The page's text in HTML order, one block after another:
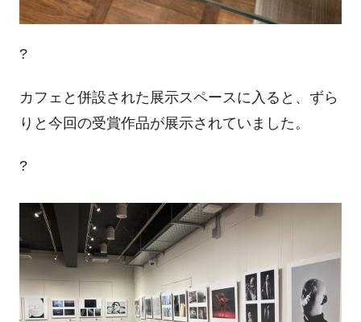
?
カフェと併設された展示スペースに入ると、ずら
りと今回の受賞作品が展示されていました。
?